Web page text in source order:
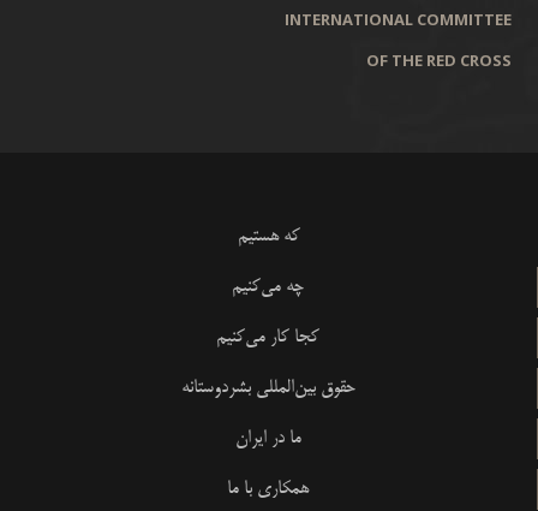
INTERNATIONAL COMMITTEE
OF THE RED CROSS
که هستیم
چه می‌کنیم
کجا کار می‌کنیم
حقوق بین‌المللی بشردوستانه
ما در ایران
همکاری با ما